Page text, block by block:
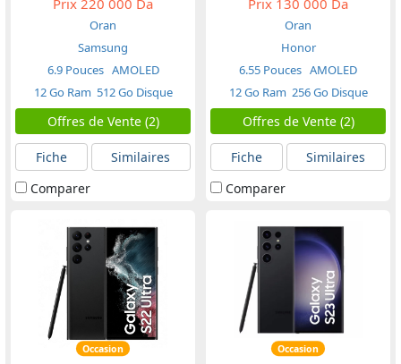
Oran
Samsung
6.9 Pouces AMOLED
12 Go Ram 512 Go Disque
Offres de Vente (2)
Fiche
Similaires
Comparer
Oran
Honor
6.55 Pouces AMOLED
12 Go Ram 256 Go Disque
Offres de Vente (2)
Fiche
Similaires
Comparer
Occasion Occasion